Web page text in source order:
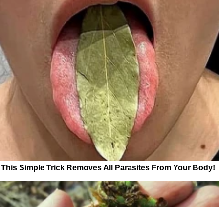
This Simple Trick Removes All Parasites From Your Body!